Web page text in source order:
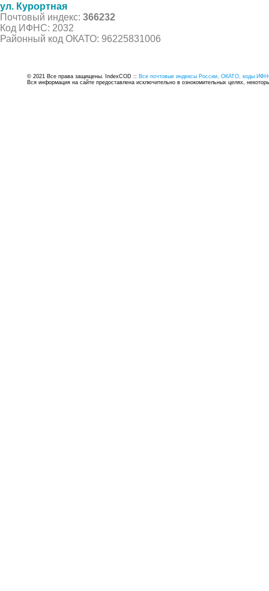
ул. Курортная
Почтовый индекс: 366232
Код ИФНС: 2032
Районный код ОКАТО: 96225831006
© 2021 Все права защищены. IndexCOD :: Все почтовые индексы России, ОКАТО, коды
Вся информация на сайте предоставлена исключительно в ознокомительных целях,